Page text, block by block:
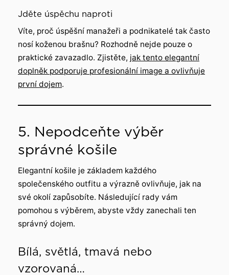
Jděte úspěchu naproti
Víte, proč úspěšní manažeři a podnikatelé tak často
nosí koženou brašnu? Rozhodně nejde pouze o
praktické zavazadlo. Zjistěte, jak tento elegantní
doplněk podporuje profesionální image a ovlivňuje
první dojem.
5. Nepodceňte výběr
správné košile
Elegantní košile je základem každého
společenského outfitu a výrazně ovlivňuje, jak na
své okolí zapůsobíte. Následující rady vám
pomohou s výběrem, abyste vždy zanechali ten
správný dojem.
Bílá, světlá, tmavá nebo
vzorovaná…